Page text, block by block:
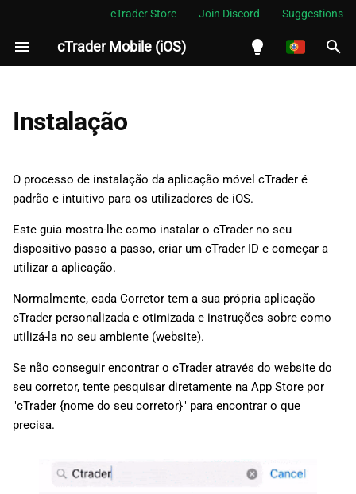
cTrader Store Join Discord Suggestions
cTrader Mobile (iOS)
العربية
Melayu
ไทย
한국어
日本語
I
i
a
l
i
n
d
a
Requisitos mínimos
Instalação
O processo de instalação da aplicação móvel cTrader é
padrão e intuitivo para os utilizadores de iOS.
Este guia mostra-lhe como instalar o cTrader no seu
dispositivo passo a passo, criar um cTrader ID e começar a
utilizar a aplicação.
Normalmente, cada Corretor tem a sua própria aplicação
cTrader personalizada e otimizada e instruções sobre como
utilizá-la no seu ambiente (website).
Se não conseguir encontrar o cTrader através do website do
seu corretor, tente pesquisar diretamente na App Store por
"cTrader {nome do seu corretor}" para encontrar o que
precisa.